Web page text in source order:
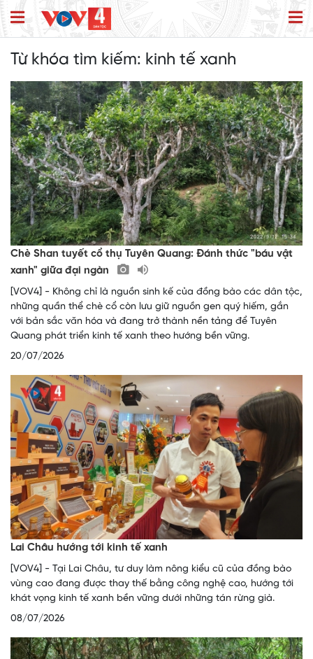
Từ khóa tìm kiếm: kinh tế xanh
Chè Shan tuyết cổ thụ Tuyên Quang: Đánh thức "báu vật
xanh" giữa đại ngàn
[VOV4] - Không chỉ là nguồn sinh kế của đồng bào các dân tộc,
những quần thể chè cổ còn lưu giữ nguồn gen quý hiếm, gắn
với bản sắc văn hóa và đang trở thành nền tảng để Tuyên
Quang phát triển kinh tế xanh theo hướng bền vững.
20/07/2026
Lai Châu hướng tới kinh tế xanh
[VOV4] - Tại Lai Châu, tư duy làm nông kiểu cũ của đồng bào
vùng cao đang được thay thế bằng công nghệ cao, hướng tới
khát vọng kinh tế xanh bền vững dưới những tán rừng già.
08/07/2026